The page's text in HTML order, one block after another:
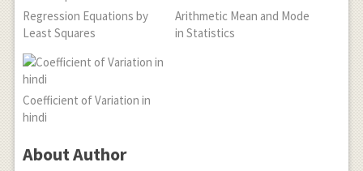
Regression Equations by
Least Squares
Arithmetic Mean and Mode
in Statistics
Coefficient of Variation in
hindi
About Author